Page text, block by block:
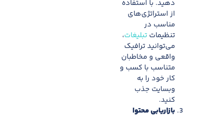
دهید. با استفاده
از استراتژی‌های
مناسب در
تنظیمات تبلیغات،
می‌توانید ترافیک
واقعی و مخاطبان
متناسب با کسب و
کار خود را به
وبسایت جذب
کنید.
بازاریابی محتوا